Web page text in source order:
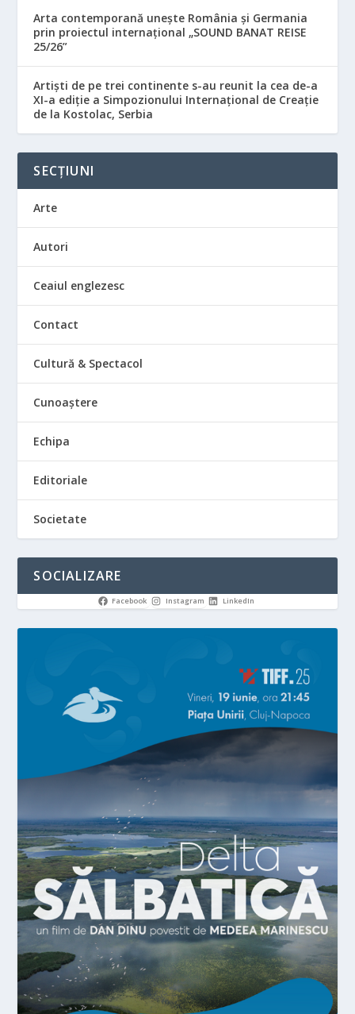
Arta contemporană unește România și Germania
prin proiectul internațional „SOUND BANAT REISE
25/26”
Artiști de pe trei continente s-au reunit la cea de-a
XI-a ediție a Simpozionului Internațional de Creație
de la Kostolac, Serbia
SECȚIUNI
Arte
Autori
Ceaiul englezesc
Contact
Cultură & Spectacol
Cunoaștere
Echipa
Editoriale
Societate
SOCIALIZARE
Facebook Instagram LinkedIn